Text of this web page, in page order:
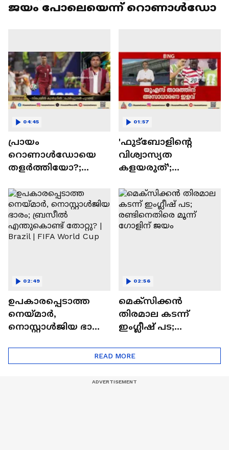
ജയം പോലെയെന്ന് റൊണാൾഡോ
പ്രായം
റൊണാൾഡോയെ
തളർത്തിയോ?;
ഇതിഹാസ
താരത്തിന്റെ
പടിയിറക്കം,
സ്പെയിൻ
ക്വാർട്ടറിൽ
04:45
'ഫുട്‌ബോളിന്റെ
വിശ്വാസ്യത
കളയരുത്';
രൂക്ഷ
വിമർശനവുമായി
യുവേഫ | Donald
Trump | FIFA
01:57
ഉപകാരപ്പെടാത്ത
നെയ്‌മാർ,
നൊസ്റ്റാൾജിയ ഭാരം;
തോറ്റു? | Brazil | FIFA
02:49
മെക്‌സിക്കന്‍
തിരമാല കടന്ന്
ഇംഗ്ലീഷ് പട;
ഗോളിന് ജയം
02:56
READ MORE